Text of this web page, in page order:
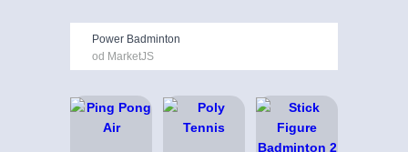
Power Badminton
od MarketJS